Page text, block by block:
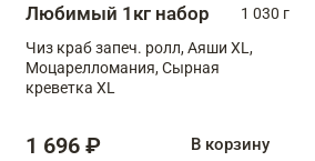
Любимый 1кг набор
1 030 г
Чиз краб запеч. ролл, Аяши XL,
Моцарелломания, Сырная
креветка XL
1 696 ₽ В корзину